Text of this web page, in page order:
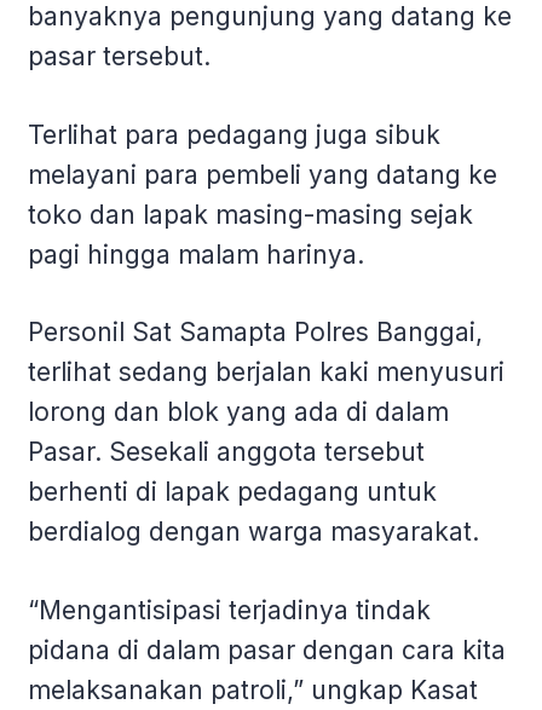
banyaknya pengunjung yang datang ke
pasar tersebut.
Terlihat para pedagang juga sibuk
melayani para pembeli yang datang ke
toko dan lapak masing-masing sejak
pagi hingga malam harinya.
Personil Sat Samapta Polres Banggai,
terlihat sedang berjalan kaki menyusuri
lorong dan blok yang ada di dalam
Pasar. Sesekali anggota tersebut
berhenti di lapak pedagang untuk
berdialog dengan warga masyarakat.
“Mengantisipasi terjadinya tindak
pidana di dalam pasar dengan cara kita
melaksanakan patroli,” ungkap Kasat